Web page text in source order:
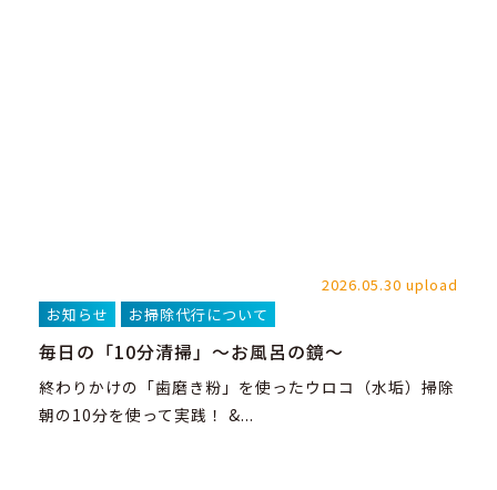
2026.05.30 upload
お知らせ
お掃除代行について
毎日の「10分清掃」～お風呂の鏡～
終わりかけの「歯磨き粉」を使ったウロコ（水垢）掃除
朝の10分を使って実践！ &...